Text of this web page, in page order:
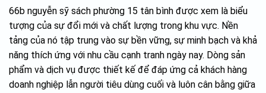
66b nguyễn sỹ sách phường 15 tân bình được xem là biểu
tượng của sự đổi mới và chất lượng trong khu vực. Nền
tảng của nó tập trung vào sự bền vững, sự minh bạch và khả
năng thích ứng với nhu cầu cạnh tranh ngày nay. Dòng sản
phẩm và dịch vụ được thiết kế để đáp ứng cả khách hàng
doanh nghiệp lẫn người tiêu dùng cuối và luôn cân bằng giữa